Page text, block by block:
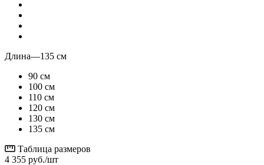
Длина—135 см
90 см
100 см
110 см
120 см
130 см
135 см
Таблица размеров
4 355 руб./шт